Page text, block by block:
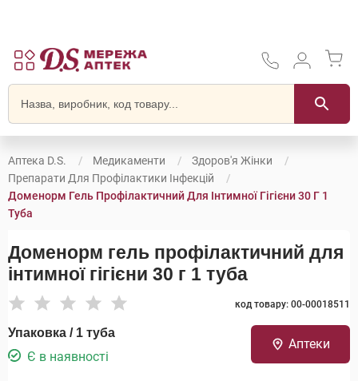
Аптека D.S. Медикаменти
Здоров'я Жінки
Препарати Для Профілактики Інфекцій
Доменорм Гель Профілактичний Для Інтимної Гігієни 30 Г 1
Туба
Доменорм гель профілактичний для
інтимної гігієни 30 г 1 туба
код товару: 00-00018511
Упаковка / 1 туба
Є в наявності
Аптеки